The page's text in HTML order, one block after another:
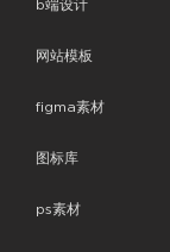
b端设计
网站模板
figma素材
图标库
ps素材